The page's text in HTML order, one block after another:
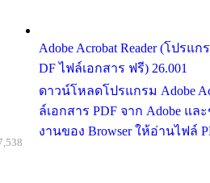
Adobe Acrobat Reader (โปรแ
DF ไฟล์เอกสาร ฟรี) 26.001
ดาวน์โหลดโปรแกรม Adobe
ล์เอกสาร PDF จาก Adobe แ
งานของ Browser ให้อ่านไฟล์